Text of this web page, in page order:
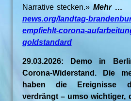
Narrative stecken.»Mehr
news.org/landtag-
empfiehlt-corona-
goldstandard
29.03.2026: Demo in
Corona-Widerstand. Die
haben die Ereignisse
verdrängt – umso wichtiger,